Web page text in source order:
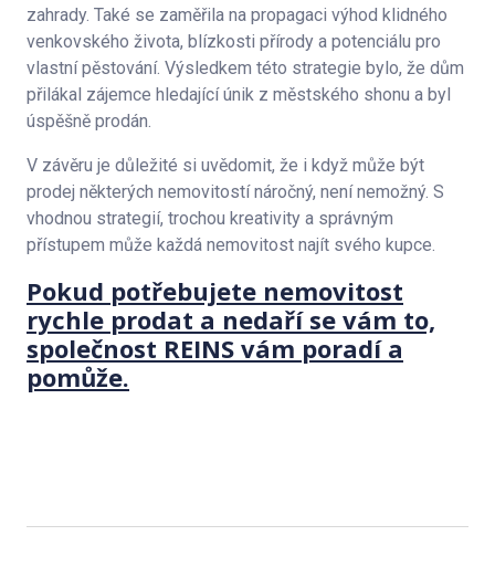
zahrady. Také se zaměřila na propagaci výhod klidného
venkovského života, blízkosti přírody a potenciálu pro
vlastní pěstování. Výsledkem této strategie bylo, že dům
přilákal zájemce hledající únik z městského shonu a byl
úspěšně prodán.
V závěru je důležité si uvědomit, že i když může být
prodej některých nemovitostí náročný, není nemožný. S
vhodnou strategií, trochou kreativity a správným
přístupem může každá nemovitost najít svého kupce.
Pokud potřebujete nemovitost
rychle prodat a nedaří se vám to,
společnost REINS vám poradí a
pomůže.